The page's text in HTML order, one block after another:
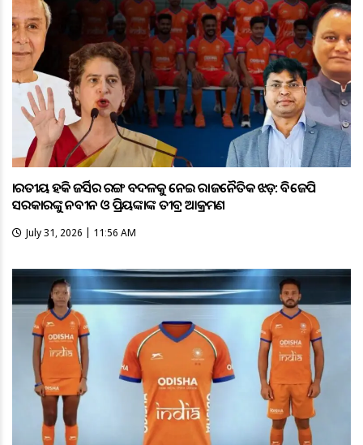
ଭାରତୀୟ ହକି ଜର୍ସିର ରଙ୍ଗ ବଦଳକୁ ନେଇ ରାଜନୈତିକ ଝଡ଼: ବିଜେପି
ସରକାରଙ୍କୁ ନବୀନ ଓ ପ୍ରିୟଙ୍କାଙ୍କ ତୀବ୍ର ଆକ୍ରମଣ
July 31, 2026 | 11:56 AM